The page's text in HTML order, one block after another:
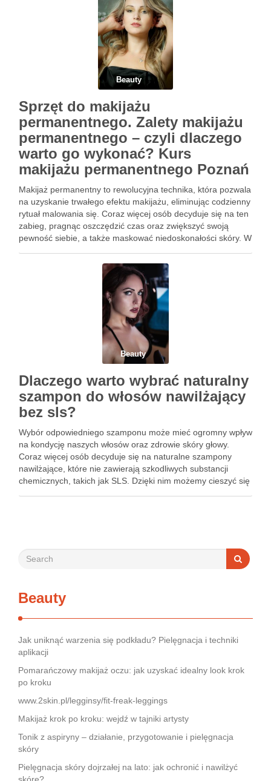
Beauty
Sprzęt do makijażu
permanentnego. Zalety makijażu
permanentnego – czyli dlaczego
warto go wykonać? Kurs
makijażu permanentnego Poznań
Makijaż permanentny to rewolucyjna technika, która pozwala
na uzyskanie trwałego efektu makijażu, eliminując codzienny
rytuał malowania się. Coraz więcej osób decyduje się na ten
zabieg, pragnąc oszczędzić czas oraz zwiększyć swoją
pewność siebie, a także maskować niedoskonałości skóry. W
permanentnego, ale także różnorodności …
Beauty
Dlaczego warto wybrać naturalny
szampon do włosów nawilżający
bez sls?
Wybór odpowiedniego szamponu może mieć ogromny wpływ
na kondycję naszych włosów oraz zdrowie skóry głowy.
Coraz więcej osób decyduje się na naturalne szampony
nawilżające, które nie zawierają szkodliwych substancji
chemicznych, takich jak SLS. Dzięki nim możemy cieszyć się
Beauty
Jak uniknąć warzenia się podkładu? Pielęgnacja i techniki
aplikacji
Pomarańczowy makijaż oczu: jak uzyskać idealny look krok
po kroku
www.2skin.pl/legginsy/fit-freak-leggings
Makijaż krok po kroku: wejdź w tajniki artysty
Tonik z aspiryny – działanie, przygotowanie i pielęgnacja
skóry
Pielęgnacja skóry dojrzałej na lato: jak ochronić i nawilżyć